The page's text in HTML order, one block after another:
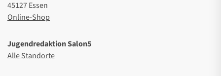
45127 Essen
Online-Shop
Jugendredaktion Salon5
Alle Standorte